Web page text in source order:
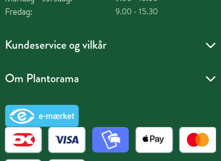
Fredag:
9.00 - 15.30
Kundeservice og vilkår
Om Plantorama